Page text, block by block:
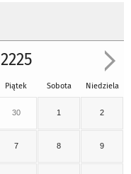
Piątek Sobota Niedziela
30 1 2
7 8 9